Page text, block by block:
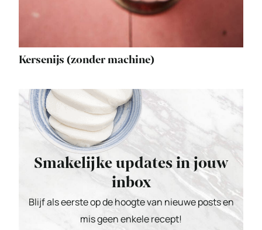
Kersenijs (zonder machine)
Smakelijke updates in jouw
inbox
Blijf als eerste op de hoogte van nieuwe posts en
mis geen enkele recept!